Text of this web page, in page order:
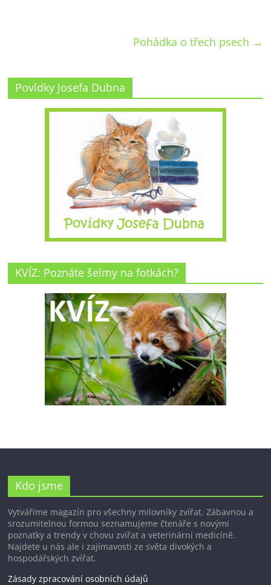
Pohádka o třech psech →
Povídky Josefa Dubna
KVÍZ: Poznáte šelmy na fotkách?
Kdo jsme
Vytváříme magazín pro všechny milovníky zvířat. Zábavnou a
srozumitelnou formou seznamujeme čtenáře s novými
poznatky a trendy v chovu zvířat a veterinární medicíně.
Najdete u nás ale i zajímavosti ze světa divokých a
hospodářských zvířat.
Zásady zpracování osobních údajů